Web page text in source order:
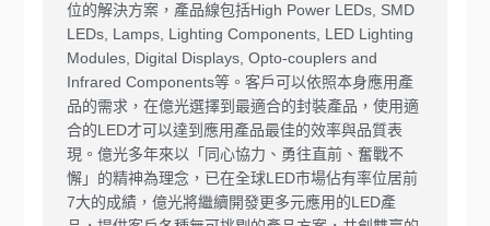
位的解決方案，產品線包括High Power LEDs, SMD
LEDs, Lamps, Lighting Components, LED Lighting
Modules, Digital Displays, Opto-couplers and
Infrared Components等。客戶可以依照本身應用產
品的需求，在億光選擇到最適合的封裝產品，使用適
合的LED才可以達到應用產品最佳的效率與品質表
現。億光多年來以「同心協力、勇往直前、奮戰不
懈」的精神為理念，已在全球LED市場佔有率位居前
7大的成績，億光將繼續開發更多元應用的LED產